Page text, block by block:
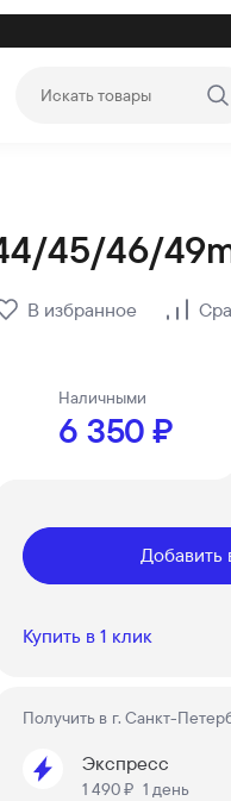
В избранное
45/46/
по СПб и
Наличными
6 350 ₽
Добавить
Купить в 1 клик
Получить в г. Санкт-
Экспресс
1 490 ₽ 1 день